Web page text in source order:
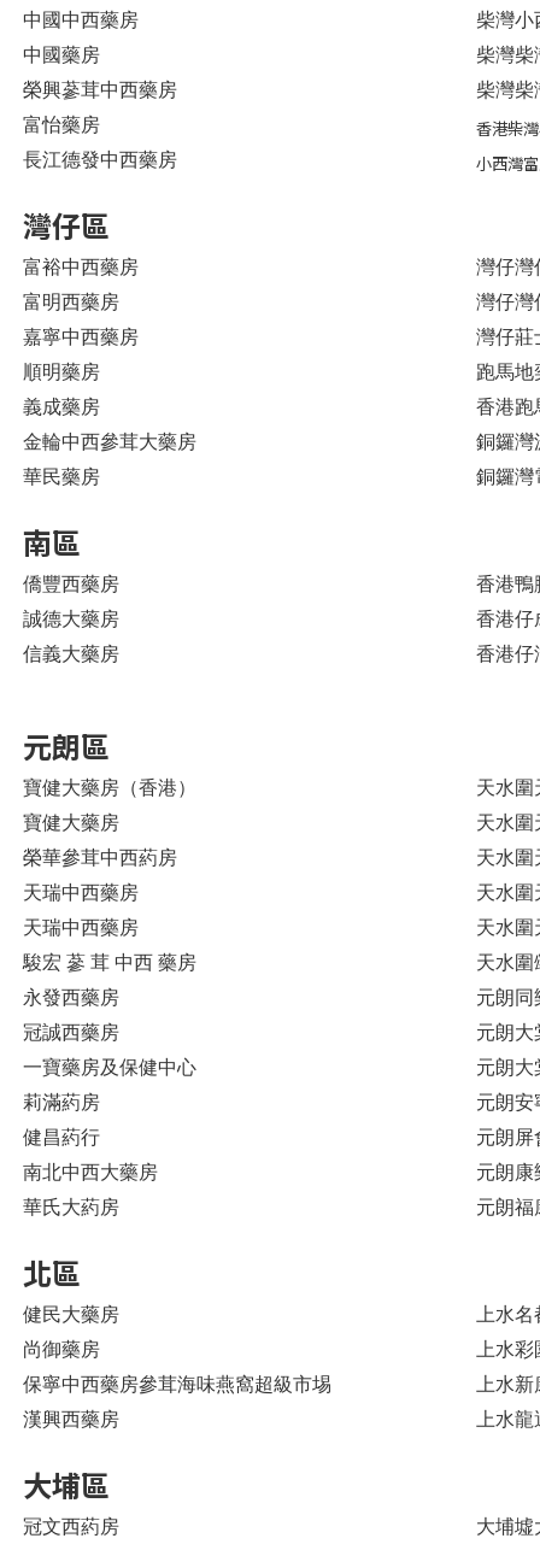
中國中西藥房
柴灣小
中國藥房
柴灣柴
榮興蔘茸中西藥房
柴灣柴
富怡藥房
香港柴
長江德發中西藥房 小西灣
灣仔區
富裕中西藥房
灣仔灣
富明西藥房
灣仔灣
嘉寧中西藥房
灣仔莊
順明藥房
跑馬地
義成藥房
香港跑
金輪中西參茸大藥房
銅鑼灣
華民藥房
銅鑼灣
南區
僑豐西藥房
香港鴨
誠德大藥房
香港仔
信義大藥房
香港仔
元朗區
寶健大藥房（香港）
天水圍
寶健大藥房
天水圍
榮華參茸中西葯房
天水圍
天瑞中西藥房
天水圍
天瑞中西藥房
天水圍
駿宏 蔘 茸 中西 藥房
天水圍
永發西藥房
元朗同
冠誠西藥房
元朗大
一寶藥房及保健中心
元朗大
莉滿葯房
元朗安
健昌葯行
元朗屏
南北中西大藥房
元朗康
華氏大葯房
元朗福
北區
健民大藥房
上水
尚御藥房
上水
保寧中西藥房參茸海味燕窩超級市埸
上水
漢興西藥房
上水
大埔區
冠文西葯房
大埔墟